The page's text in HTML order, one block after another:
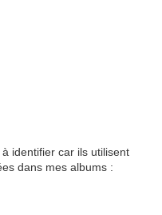
identifier car ils utilisent
dans mes albums :